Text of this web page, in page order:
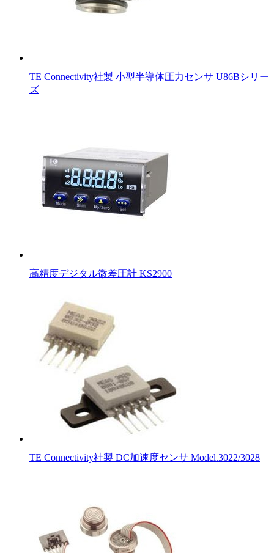
TE Connectivity社製 小型半導体圧力センサ U86Bシリー
ズ
高精度デジタル微差圧計 KS2900
TE Connectivity社製 DC加速度センサ Model.3022/3028